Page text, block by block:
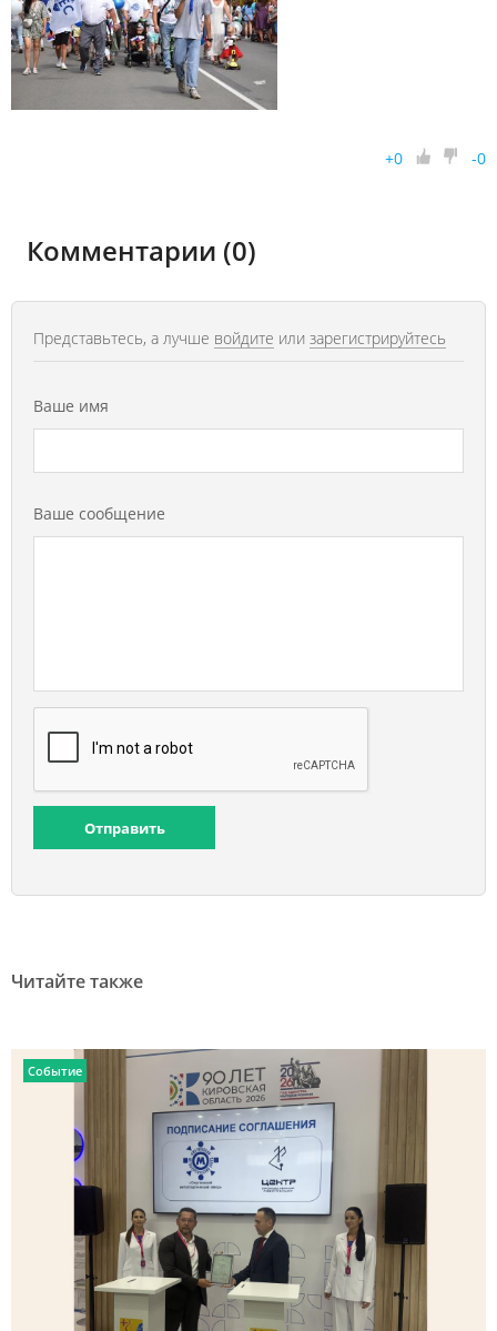
+0 -0
Комментарии (0)
Представьтесь, а лучше войдите или зарегистрируйтесь
Ваше имя
Ваше сообщение
Отправить
Читайте также
Событие